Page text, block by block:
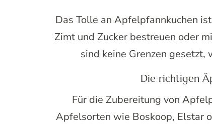
Das Tolle an Apfelpfannkuchen
Zimt und Zucker bestreuen oder
sind keine Grenzen
Die richtigen
Für die Zubereitung von
Apfelsorten wie Boskoop, Elstar